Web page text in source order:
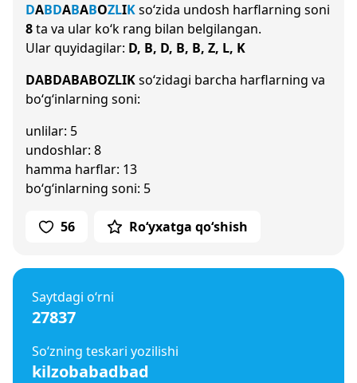
DABDABABOZLIKso‘zida undosh harflarning soni
8ta va ular ko‘k rang bilan belgilangan.
Ular quyidagilar: D, B, D, B, B, Z, L, K
DABDABABOZLIKso‘zidagi barcha harflarning va
bo‘g‘inlarning soni:
unlilar: 5
undoshlar: 8
hamma harflar: 13
bo‘g‘inlarning soni: 5
56 Ro‘yxatga qo‘shish
Saytdagi o‘rni
27837
So‘zning teskari yozilishi
kilzobabadbad